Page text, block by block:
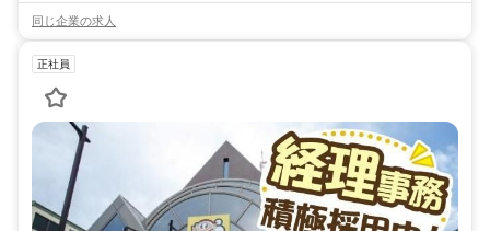
同じ企業の求人
正社員